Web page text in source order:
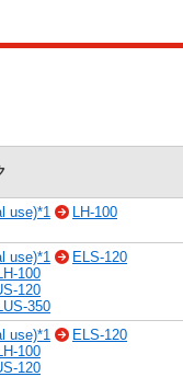
use)*1
LH-100
use)*1
ELS-120
100
120
350
use)*1
ELS-120
100
120